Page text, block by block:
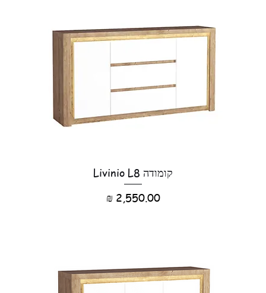
קומודה Livinio L8
מחיר‏2,550.00 ‏₪